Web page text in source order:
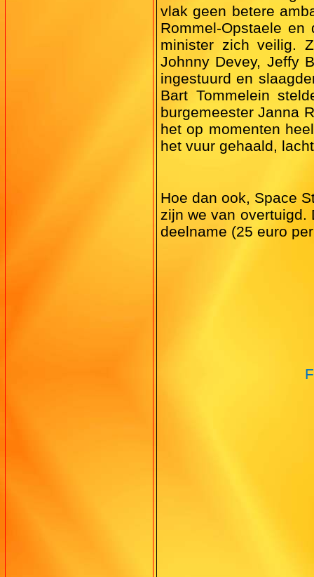
vlak geen betere
Rommel-Opstaele
minister zich veilig.
Johnny Devey, Jeffy
ingestuurd en
Bart Tommelein
burgemeester Janna
het op momenten
het vuur gehaald,
Hoe dan ook, Space
zijn we van overtuigd.
deelname (25 euro